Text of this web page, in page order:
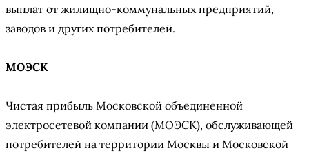
выплат от жилищно-коммунальных предприятий,
заводов и других потребителей.
МОЭСК
Чистая прибыль Московской объединенной
электросетевой компании (МОЭСК), обслуживающей
потребителей на территории Москвы и Московской